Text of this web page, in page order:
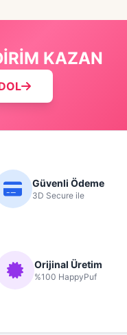
KAZAN
Güvenli Ödeme
3D Secure ile
Orijinal Üretim
%100 HappyPuf